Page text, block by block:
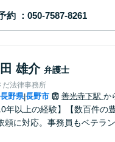
約
雄介 弁護士
だ法律事務所
長野県|長野市 善光寺下駅 か
年以上の経験】【数百件
頼に対応。事務員もベテラ